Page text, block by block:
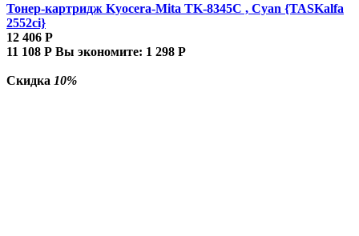
Тонер-картридж Kyocera-Mita TK-8345C , Cyan {TASKalfa
2552ci}
12 406 Р
11 108 Р Вы экономите: 1 298 Р
Скидка 10%